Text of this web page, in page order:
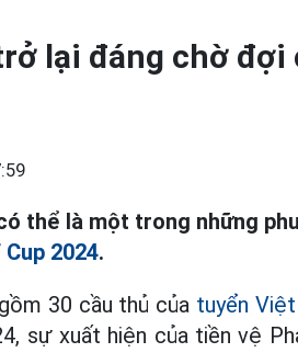
lại đáng chờ đợi
thể là một trong những
Cup 2024.
30 cầu thủ của tuyển
sự xuất hiện của tiền vệ